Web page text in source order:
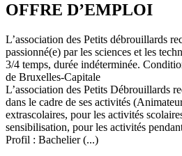
OFFRE D’EMPLOI
L’association des Petits débrouillards
passionné(e) par les sciences et les
3/4 temps, durée indéterminée.
de Bruxelles-Capitale
L’association des Petits Débrouillards
dans le cadre de ses activités
extrascolaires, pour les activités
sensibilisation, pour les activités
Profil : Bachelier (...)